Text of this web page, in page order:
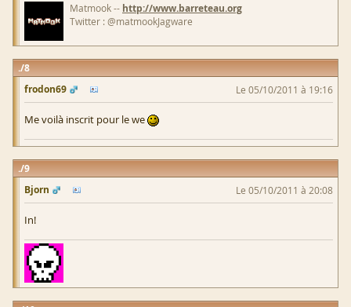
Matmook -- http://www.barreteau.org
Twitter : @matmookJagware
8
frodon69
Le 05/10/2011 à 19:16
Me voilà inscrit pour le we
9
Bjorn
Le 05/10/2011 à 20:08
In!